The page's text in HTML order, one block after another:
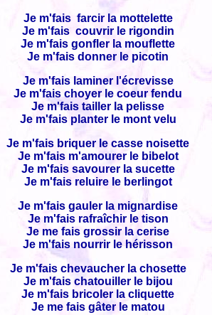
Je m'fais farcir la mottelette
Je m'fais couvrir le rigondin
Je m'fais gonfler la mouflette
Je m'fais donner le picotin
Je m'fais laminer l'écrevisse
Je m'fais choyer le coeur fendu
Je m'fais tailler la pelisse
Je m'fais planter le mont velu
Je m'fais briquer le casse noisette
Je m'fais m'amourer le bibelot
Je m'fais savourer la sucette
Je m'fais reluire le berlingot
Je m'fais gauler la mignardise
Je m'fais rafraîchir le tison
Je me fais grossir la cerise
Je m'fais nourrir le hérisson
Je m'fais chevaucher la chosette
Je m'fais chatouiller le bijou
Je m'fais bricoler la cliquette
Je me fais gâter le matou